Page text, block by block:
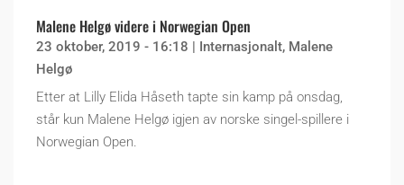
Malene Helgø videre i Norwegian Open
23 oktober, 2019 - 16:18 | Internasjonalt, Malene
Helgø
Etter at Lilly Elida Håseth tapte sin kamp på onsdag,
står kun Malene Helgø igjen av norske singel-spillere i
Norwegian Open.